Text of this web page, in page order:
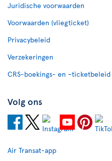
Juridische voorwaarden
Voorwaarden (vliegticket)
Privacybeleid
Verzekeringen
CRS-boekings- en –ticketbeleid
Volg ons
Air Transat-app